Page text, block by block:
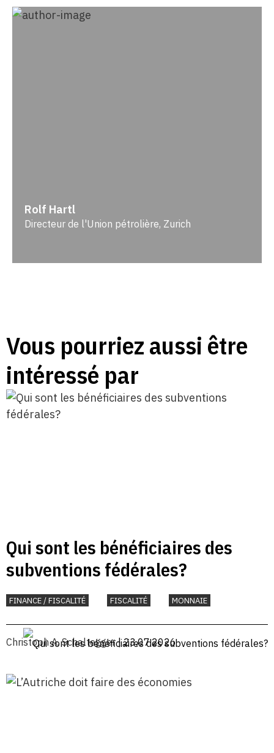
Rolf Hartl
Directeur de l'Union pétrolière, Zurich
Vous pourriez aussi être
intéressé par
Qui sont les bénéficiaires des
subventions fédérales?
FINANCE / FISCALITÉ FISCALITÉ MONNAIE
Christoph A. Schaltegger| 23.07.2026